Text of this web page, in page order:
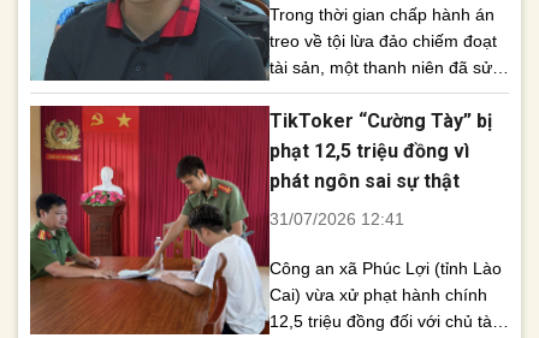
Trong thời gian chấp hành án
treo về tội lừa đảo chiếm đoạt
tài sản, một thanh niên đã sử
dụng tài khoản Facebook ảo
mang tên “Làm Lại Cuộc Đời”
để dụ người bán điện thoại đến
địa điểm vắng rồi chiếm đoạt
tra Công an tỉnh [...]
TikToker “Cường Tày” bị
phạt 12,5 triệu đồng vì
phát ngôn sai sự thật
31/07/2026 12:41
Công an xã Phúc Lợi (tỉnh Lào
Cai) vừa xử phạt hành chính
12,5 triệu đồng đối với chủ tài